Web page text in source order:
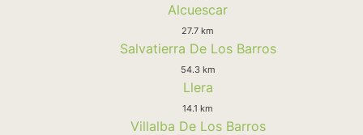
Alcuescar
27.7 km
Salvatierra De Los Barros
54.3 km
Llera
14.1 km
Villalba De Los Barros